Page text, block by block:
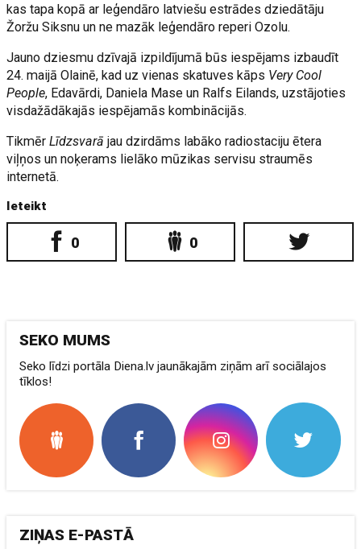
kas tapa kopā ar leģendāro latviešu estrādes dziedātāju
Žoržu Siksnu un ne mazāk leģendāro reperi Ozolu.
Jauno dziesmu dzīvajā izpildījumā būs iespējams izbaudīt
24. maijā Olainē, kad uz vienas skatuves kāps Very Cool
People, Edavārdi, Daniela Mase un Ralfs Eilands, uzstājoties
visdažādākajās iespējamās kombinācijās.
TikmērLīdzsvarājau dzirdāms labāko radiostaciju ētera
viļņos un noķerams lielāko mūzikas servisu straumēs
internetā.
Ieteikt
0 0
SEKO MUMS
Seko līdzi portāla Diena.lv jaunākajām ziņām arī sociālajos
tīklos!
ZIŅAS E-PASTĀ